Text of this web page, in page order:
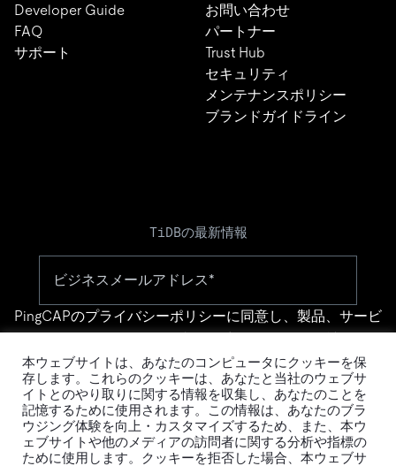
Developer Guide
FAQ
サポート
お問い合わせ
パートナー
Trust Hub
セキュリティ
メンテナンスポリシー
ブランドガイドライン
TiDBの最新情報
PingCAPのプライバシーポリシーに同意し、製品、サービ
す。
本ウェブサイトは、あなたのコンピュータにクッキーを保
存します。これらのクッキーは、あなたと当社のウェブサ
イトとのやり取りに関する情報を収集し、あなたのことを
記憶するために使用されます。この情報は、あなたのブラ
ウジング体験を向上・カスタマイズするため、また、本ウ
ェブサイトや他のメディアの訪問者に関する分析や指標の
ために使用します。クッキーを拒否した場合、本ウェブサ